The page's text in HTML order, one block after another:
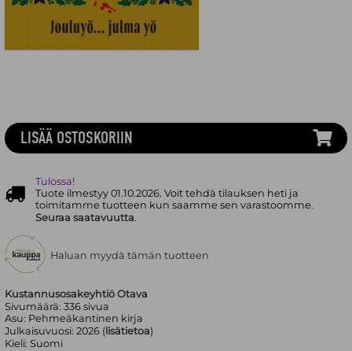
Kustannusosakeyhtiö Otava
Sivumäärä:336 sivua
Asu: Pehmeäkantinen kirja
Julkaisuvuosi:2026 ( lisätietoa)
Kieli:Suomi
LISÄÄ OSTOSKORIIN
Tulossa!
Tuote ilmestyy 01.10.2026. Voit tehdä tilauksen heti ja
toimitamme tuotteen kun saamme sen varastoomme.
Seuraa saatavuutta.
Haluan myydä tämän tuotteen